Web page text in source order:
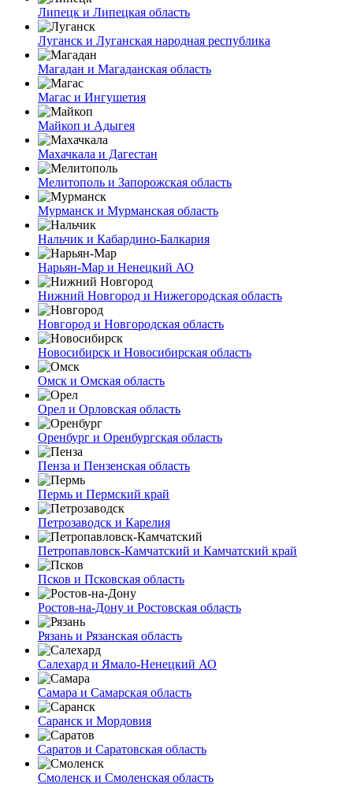
Липецк и Липецкая область
Луганск и Луганская народная республика
Магадан и Магаданская область
Магас и Ингушетия
Майкоп и Адыгея
Махачкала и Дагестан
Мелитополь и Запорожская область
Мурманск и Мурманская область
Нальчик и Кабардино-Балкария
Нарьян-Мар и Ненецкий АО
Нижний Новгород и Нижегородская область
Новгород и Новгородская область
Новосибирск и Новосибирская область
Омск и Омская область
Орел и Орловская область
Оренбург и Оренбургская область
Пенза и Пензенская область
Пермь и Пермский край
Петрозаводск и Карелия
Петропавловск-Камчатский и Камчатский край
Псков и Псковская область
Ростов-на-Дону и Ростовская область
Рязань и Рязанская область
Салехард и Ямало-Ненецкий АО
Самара и Самарская область
Саранск и Мордовия
Саратов и Саратовская область
Смоленск и Смоленская область